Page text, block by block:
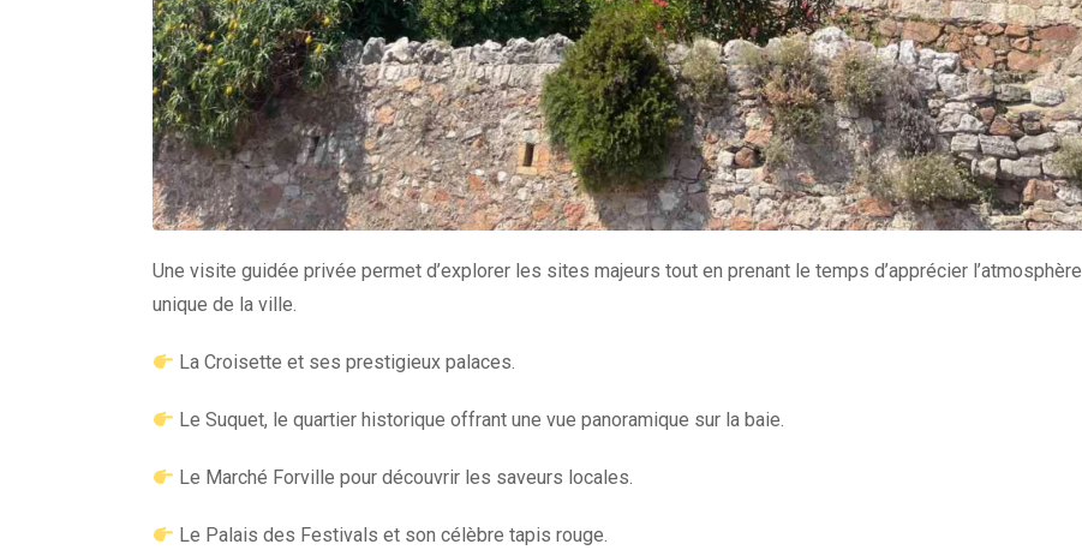
Une visite guidée privée permet d’explorer les sites majeurs tout en prenant le temps d’apprécier l’atmosphère
unique de la ville.
La Croisette et ses prestigieux palaces.
Le Suquet, le quartier historique offrant une vue panoramique sur la baie.
Le Marché Forville pour découvrir les saveurs locales.
Le Palais des Festivals et son célèbre tapis rouge.